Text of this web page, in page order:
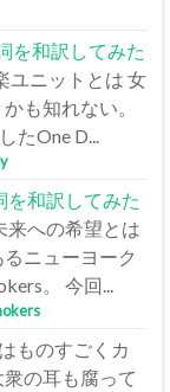
を和訳してみた
ユニットとは 女
も知れない。
たOne D...
を和訳してみた
来への希望とは
ニューヨーク
。 今回...
ものすごくカ
の耳も腐って